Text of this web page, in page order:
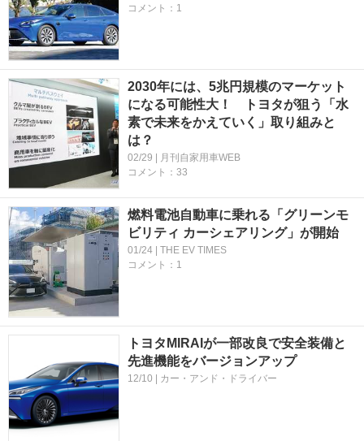
コメント：1
2030年には、5兆円規模のマーケット
になる可能性大！ トヨタが狙う「水
素で未来をかえていく」取り組みと
は？
02/29 | 月刊自家用車WEB
コメント：33
燃料電池自動車に乗れる「グリーンモ
ビリティ カーシェアリング」が開始
01/24 | THE EV TIMES
コメント：1
トヨタMIRAIが一部改良で安全装備と
先進機能をバージョンアップ
12/10 | カー・アンド・ドライバー